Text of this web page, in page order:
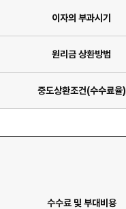
이자의 부과시기
원리금 상환방법
중도상환조건(수수료율)
수수료 및 부대비용